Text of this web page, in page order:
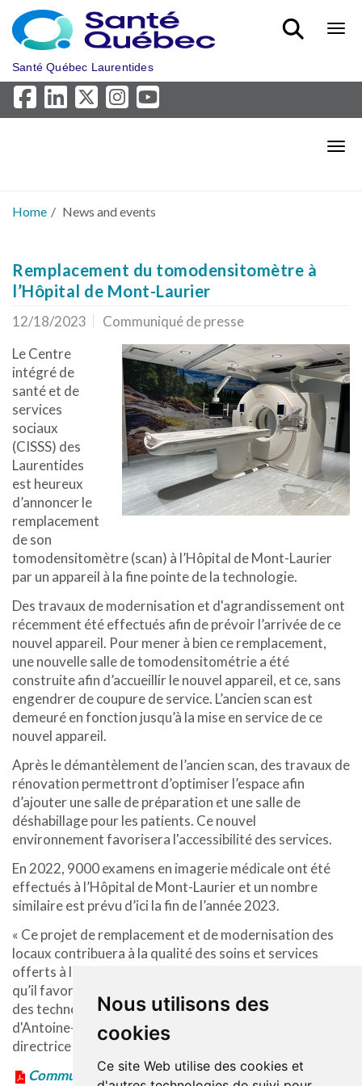
Nous utilisons des
cookies
Ce site Web utilise des cookies et
Skip to main content
Santé Québec Laurentides
Home News and events
Remplacement du tomodensitomètre à
l’Hôpital de Mont-Laurier
12/18/2023
Communiqué de presse
Le Centre
intégré de
santé et de
services
sociaux
(CISSS) des
Laurentides
est heureux
d’annoncer le
remplacement
de son
tomodensitomètre (scan) à l’Hôpital de Mont-Laurier
par un appareil à la fine pointe de la technologie.
Des travaux de modernisation et d'agrandissement ont
récemment été effectués afin de prévoir l’arrivée de ce
nouvel appareil. Pour mener à bien ce remplacement,
une nouvelle salle de tomodensitométrie a été
construite afin d’accueillir le nouvel appareil, et ce, sans
engendrer de coupure de service. L’ancien scan est
demeuré en fonction jusqu’à la mise en service de ce
nouvel appareil.
Après le démantèlement de l’ancien scan, des travaux de
rénovation permettront d’optimiser l’espace afin
d’ajouter une salle de préparation et une salle de
déshabillage pour les patients. Ce nouvel
environnement favorisera l'accessibilité des services.
En 2022, 9000 examens en imagerie médicale ont été
effectués à l’Hôpital de Mont-Laurier et un nombre
similaire est prévu d’ici la fin de l’année 2023.
« Ce projet de remplacement et de modernisation des
locaux contribuera à la qualité des soins et services
offerts à la population d’Antoine-Labelle. Nous espérons
qu’il favorisera également le recrutement et l'attraction
des technologues et des radiologistes dans la région
d'Antoine-Labelle », souligne Julie Delaney, présidente-
directrice générale du CISSS des Laurentides.
Communiqué en format PDF